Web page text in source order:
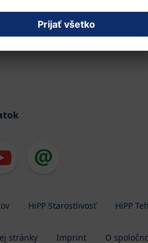
HiPP Starostlivosť HiPP
stránky Imprint O